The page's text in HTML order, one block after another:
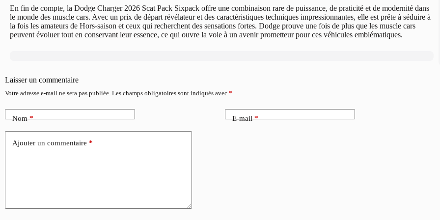
En fin de compte, la Dodge Charger 2026 Scat Pack Sixpack offre une combinaison rare de puissance, de praticité et de modernité dans
le monde des muscle cars. Avec un prix de départ révélateur et des caractéristiques techniques impressionnantes, elle est prête à séduire à
la fois les amateurs de Hors-saison et ceux qui recherchent des sensations fortes. Dodge prouve une fois de plus que les muscle cars
peuvent évoluer tout en conservant leur essence, ce qui ouvre la voie à un avenir prometteur pour ces véhicules emblématiques.
Laisser un commentaire
Votre adresse e-mail ne sera pas publiée. Les champs obligatoires sont indiqués avec *
Nom* E-mail*
Ajouter un commentaire *